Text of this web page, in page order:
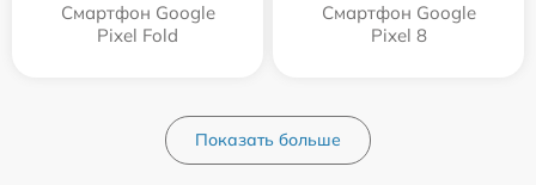
Смартфон Google
Pixel Fold
Смартфон Google
Pixel 8
Показать больше